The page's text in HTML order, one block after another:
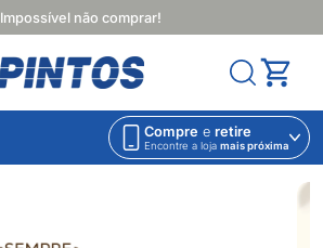
Impossível não comprar!
Compre e retire
Encontre a loja mais próxima